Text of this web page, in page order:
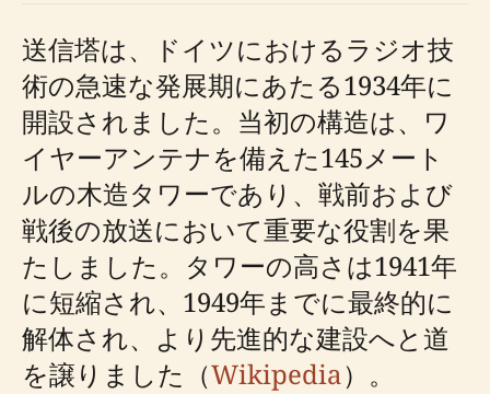
送信塔は、ドイツにおけるラジオ技
術の急速な発展期にあたる1934年に
開設されました。当初の構造は、ワ
イヤーアンテナを備えた145メート
ルの木造タワーであり、戦前および
戦後の放送において重要な役割を果
たしました。タワーの高さは1941年
に短縮され、1949年までに最終的に
解体され、より先進的な建設へと道
を譲りました（Wikipedia）。